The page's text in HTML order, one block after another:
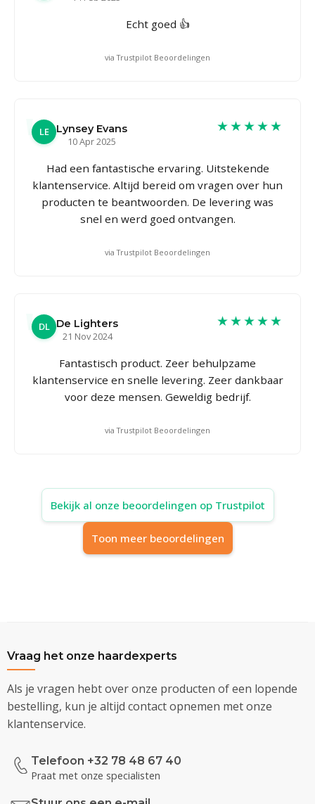
Echt goed 👍
via Trustpilot Beoordelingen
LE
Lynsey Evans
10 Apr 2025
★★★★★
Had een fantastische ervaring. Uitstekende
klantenservice. Altijd bereid om vragen over hun
producten te beantwoorden. De levering was
snel en werd goed ontvangen.
via Trustpilot Beoordelingen
DL De Lighters
21 Nov 2024
★★★★★
Fantastisch product. Zeer behulpzame
klantenservice en snelle levering. Zeer dankbaar
voor deze mensen. Geweldig bedrijf.
via Trustpilot Beoordelingen
Bekijk al onze beoordelingen op Trustpilot
Toon meer beoordelingen
Vraag het onze haardexperts
Als je vragen hebt over onze producten of een lopende
bestelling, kun je altijd contact opnemen met onze
klantenservice.
Telefoon +32 78 48 67 40
Praat met onze specialisten